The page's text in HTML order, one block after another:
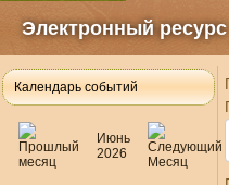
Электронный
Календарь событий
Июнь
2026